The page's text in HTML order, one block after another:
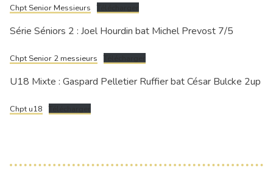
Chpt Senior Messieurs Télécharger
Série Séniors 2 : Joel Hourdin bat Michel Prevost 7/5
Chpt Senior 2 messieurs Télécharger
U18 Mixte : Gaspard Pelletier Ruffier bat César Bulcke 2up
Chpt u18 Télécharger